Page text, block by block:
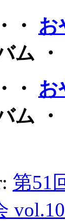
・ お
ム ・
・ お
ム ・
第51
vol.10